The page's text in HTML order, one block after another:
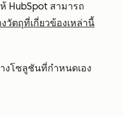
HubSpot สามารถ
วัตถุที่เกี่ยวข้องเหล่านี้
งโซลูชันที่กำหนดเอง